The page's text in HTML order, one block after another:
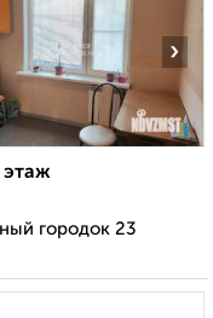
›
этаж
городок 23